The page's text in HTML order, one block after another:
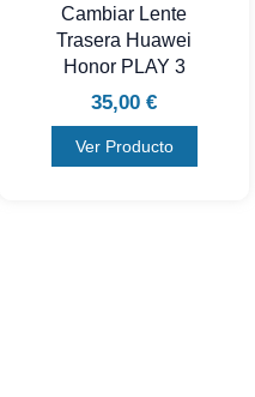
Cambiar Lente
Trasera Huawei
Honor PLAY 3
35,00 €
Ver Producto